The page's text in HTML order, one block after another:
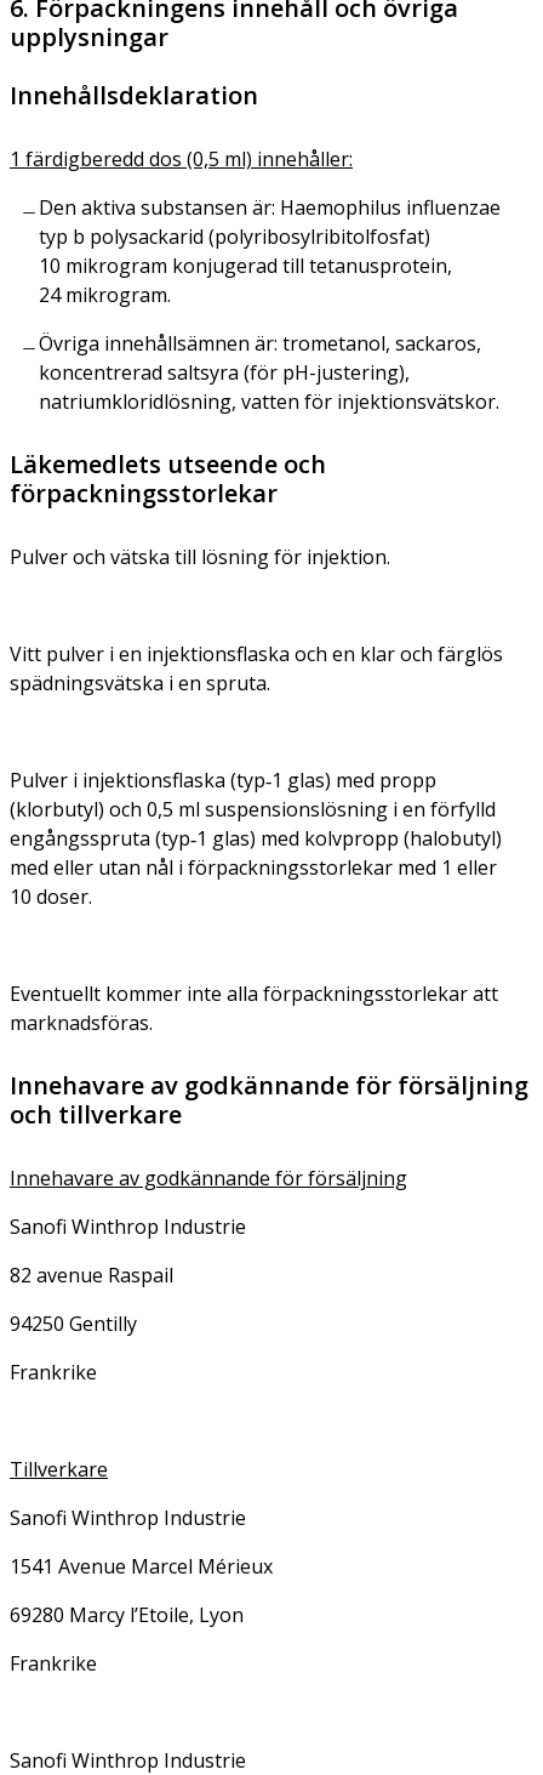
6. Förpackningens innehåll och övriga
upplysningar
Innehållsdeklaration
1 färdigberedd dos (0,5 ml) innehåller:
Den aktiva substansen är: Haemophilus influenzae
typ b polysackarid (polyribosylribitolfosfat)
10 mikrogram konjugerad till tetanusprotein,
24 mikrogram.
Övriga innehållsämnen är: trometanol, sackaros,
koncentrerad saltsyra (för pH-justering),
natriumkloridlösning, vatten för injektionsvätskor.
Läkemedlets utseende och
förpackningsstorlekar
Pulver och vätska till lösning för injektion.
Vitt pulver i en injektionsflaska och en klar och färglös
spädningsvätska i en spruta.
Pulver i injektionsflaska (typ‑1 glas) med propp
(klorbutyl) och 0,5 ml suspensionslösning i en förfylld
engångsspruta (typ‑1 glas) med kolvpropp (halobutyl)
med eller utan nål i förpackningsstorlekar med 1 eller
10 doser.
Eventuellt kommer inte alla förpackningsstorlekar att
marknadsföras.
Innehavare av godkännande för försäljning
och tillverkare
Innehavare av godkännande för försäljning
Sanofi Winthrop Industrie
82 avenue Raspail
94250 Gentilly
Frankrike
Tillverkare
Sanofi Winthrop Industrie
1541 Avenue Marcel Mérieux
69280 Marcy l’Etoile, Lyon
Frankrike
Sanofi Winthrop Industrie